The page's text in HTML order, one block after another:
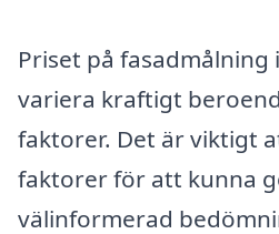
Priset på fasadmålning
variera kraftigt
faktorer. Det är viktigt
faktorer för att kunna
välinformerad